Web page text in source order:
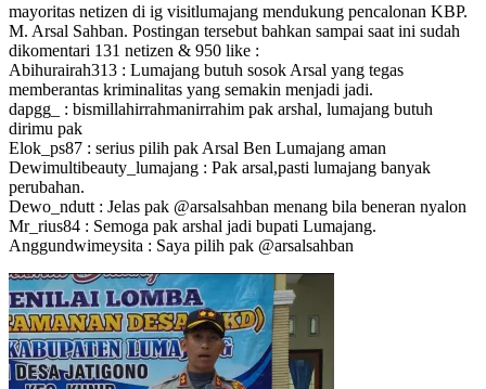
mayoritas netizen di ig visitlumajang mendukung pencalonan KBP.
M. Arsal Sahban. Postingan tersebut bahkan sampai saat ini sudah
dikomentari 131 netizen & 950 like :
Abihurairah313 : Lumajang butuh sosok Arsal yang tegas
memberantas kriminalitas yang semakin menjadi jadi.
dapgg_ : bismillahirrahmanirrahim pak arshal, lumajang butuh
dirimu pak
Elok_ps87 : serius pilih pak Arsal Ben Lumajang aman
Dewimultibeauty_lumajang : Pak arsal,pasti lumajang banyak
perubahan.
Dewo_ndutt : Jelas pak @arsalsahban menang bila beneran nyalon
Mr_rius84 : Semoga pak arshal jadi bupati Lumajang.
Anggundwimeysita : Saya pilih pak @arsalsahban